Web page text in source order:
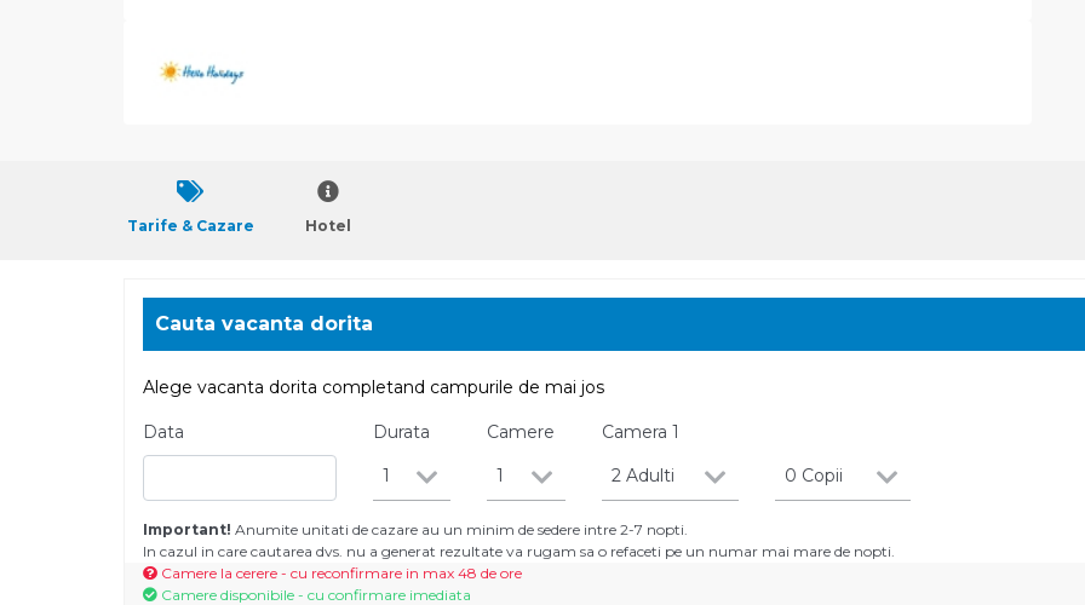
Tarife & Cazare Hotel
Cauta vacanta dorita
Alege vacanta dorita completand campurile de mai jos
Data
Durata
1
Camere
1
Camera1
2 Adulti
0 Copii
Important! Anumite unitati de cazare au un minim de sedere intre 2-7 nopti.
In cazul in care cautarea dvs. nu a generat rezultate va rugam sa o refaceti pe un numar mai mare de nopti.
Camere la cerere - cu reconfirmare in max 48 de ore
Camere disponibile - cu confirmare imediata